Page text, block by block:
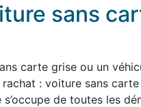
sans
carte grise ou un
: voiture sans
de toutes les